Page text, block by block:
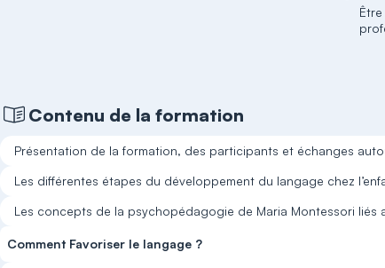
Contenu de la formation
Présentation de la formation, des participants et échanges
Les différentes étapes du développement du langage chez
Les concepts de la psychopédagogie de Maria Montessori liés
Comment Favoriser le langage ?